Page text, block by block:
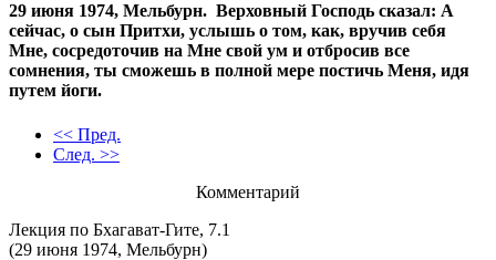
29 июня 1974, Мельбурн. Верховный Господь сказал: A
сейчас, о сын Притхи, услышь о том, как, вручив себя
Мне, сосредоточив на Мне свой ум и отбросив все
сомнения, ты сможешь в полной мере постичь Меня, идя
путем йоги.
<< Пред.
След. >>
Комментарий
Лекция по Бхагават-Гите, 7.1
(29 июня 1974, Мельбурн)